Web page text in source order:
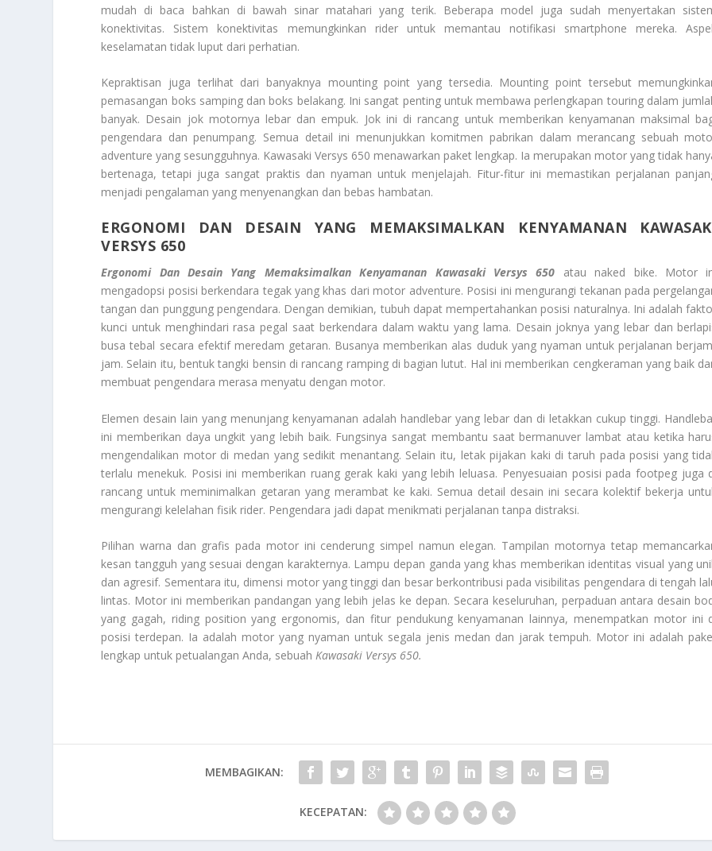
mudah di baca bahkan di bawah sinar matahari yang terik. Beberapa model juga sudah menyertakan
konektivitas. Sistem konektivitas memungkinkan rideruntuk memantau notifikasi smartphone mereka.
keselamatan tidak luput dari perhatian.
Kepraktisan juga terlihat dari banyaknya mounting point yang tersedia. Mounting point tersebut
pemasangan boks samping dan boks belakang. Ini sangat penting untuk membawa perlengkapan touringdalam
banyak. Desain jok motornya lebar dan empuk. Jok ini di rancang untuk memberikan kenyamanan maksimal
pengendara dan penumpang. Semua detail ini menunjukkan komitmen pabrikan dalam merancang sebuah
adventure yang sesungguhnya. Kawasaki Versys 650 menawarkan paket lengkap. Ia merupakan motor yang tidak
bertenaga, tetapi juga sangat praktis dan nyaman untuk menjelajah. Fitur-fitur ini memastikan perjalanan
menjadi pengalaman yang menyenangkan dan bebas hambatan.
ERGONOMI DAN DESAIN YANG MEMAKSIMALKAN KENYAMANAN
VERSYS 650
Ergonomi Dan Desain Yang Memaksimalkan Kenyamanan Kawasaki Versys 650 atau naked bike. Motor
mengadopsi posisi berkendara tegak yang khas dari motor adventure. Posisi ini mengurangi tekanan pada
tangan dan punggung pengendara. Dengan demikian, tubuh dapat mempertahankan posisi naturalnya. Ini adalah
kunci untuk menghindari rasa pegal saat berkendara dalam waktu yang lama. Desain joknya yang lebar dan
busa tebal secara efektif meredam getaran. Busanya memberikan alas duduk yang nyaman untuk perjalanan
jam. Selain itu, bentuk tangki bensin di rancang ramping di bagian lutut. Hal ini memberikan cengkeraman yang baik
membuat pengendara merasa menyatu dengan motor.
Elemen desain lain yang menunjang kenyamanan adalah handlebar yang lebar dan di letakkan cukup tinggi.
ini memberikan daya ungkit yang lebih baik. Fungsinya sangat membantu saat bermanuver lambat atau ketika
mengendalikan motor di medan yang sedikit menantang. Selain itu, letak pijakan kaki di taruh pada posisi yang
terlalu menekuk. Posisi ini memberikan ruang gerak kaki yang lebih leluasa. Penyesuaian posisi pada footpeg juga
rancang untuk meminimalkan getaran yang merambat ke kaki. Semua detail desain ini secara kolektif bekerja
mengurangi kelelahan fisik rider. Pengendara jadi dapat menikmati perjalanan tanpa distraksi.
Pilihan warna dan grafis pada motor ini cenderung simpel namun elegan. Tampilan motornya tetap
kesan tangguh yang sesuai dengan karakternya. Lampu depan ganda yang khas memberikan identitas visual yang
dan agresif. Sementara itu, dimensi motor yang tinggi dan besar berkontribusi pada visibilitas pengendara di tengah
lintas. Motor ini memberikan pandangan yang lebih jelas ke depan. Secara keseluruhan, perpaduan antara desain
yang gagah, riding position yang ergonomis, dan fitur pendukung kenyamanan lainnya, menempatkan motor ini
posisi terdepan. Ia adalah motor yang nyaman untuk segala jenis medan dan jarak tempuh. Motor ini adalah
lengkap untuk petualangan Anda, sebuahKawasaki Versys 650.
MEMBAGIKAN:
KECEPATAN: